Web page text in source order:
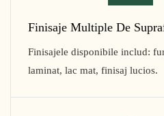
Finisaje Multiple De
Finisajele disponibile includ:
laminat, lac mat, finisaj lucios.